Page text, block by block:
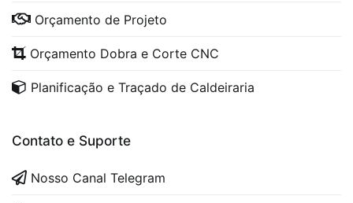
Orçamento de Projeto
Orçamento Dobra e Corte CNC
Planificação e Traçado de Caldeiraria
Contato e Suporte
Nosso Canal Telegram